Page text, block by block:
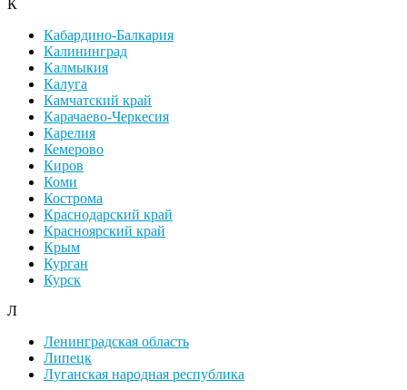
К
Кабардино-Балкария
Калининград
Калмыкия
Калуга
Камчатский край
Карачаево-Черкесия
Карелия
Кемерово
Киров
Коми
Кострома
Краснодарский край
Красноярский край
Крым
Курган
Курск
Л
Ленинградская область
Липецк
Луганская народная республика